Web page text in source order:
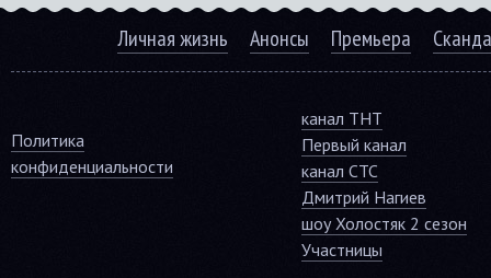
Личная жизнь Анонсы Премьера
Политика
конфиденциальности
канал ТНТ
Первый канал
канал СТС
Дмитрий Нагиев
шоу Холостяк 2 сезон
Участницы